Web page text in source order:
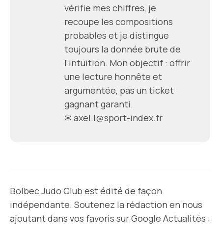
vérifie mes chiffres, je
recoupe les compositions
probables et je distingue
toujours la donnée brute de
l'intuition. Mon objectif : offrir
une lecture honnête et
argumentée, pas un ticket
gagnant garanti.
✉ axel.l@sport-index.fr
Bolbec Judo Club est édité de façon
indépendante. Soutenez la rédaction en nous
ajoutant dans vos favoris sur Google Actualités :